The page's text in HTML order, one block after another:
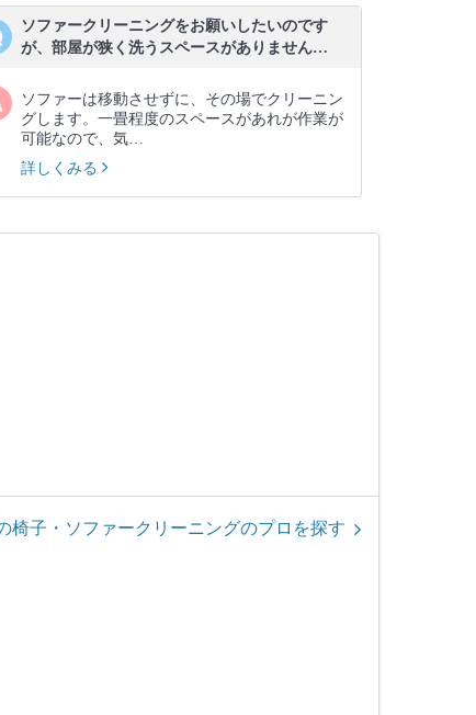
ソファークリーニングをお願いしたいのです
が、部屋が狭く洗うスペースがありません…
ソファーは移動させずに、その場でクリーニン
グします。一畳程度のスペースがあれが作業が
可能なので、気…
詳しくみる
椅子・ソファークリーニングのプロを探す